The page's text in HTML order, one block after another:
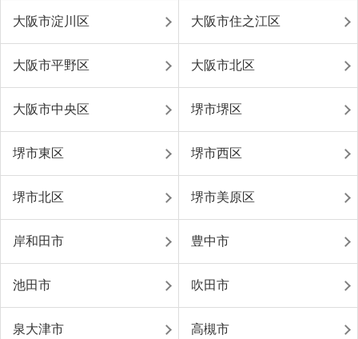
大阪市淀川区 大阪市住之江区
大阪市平野区 大阪市北区
大阪市中央区 堺市堺区
堺市東区 堺市西区
堺市北区 堺市美原区
岸和田市 豊中市
池田市 吹田市
泉大津市 高槻市